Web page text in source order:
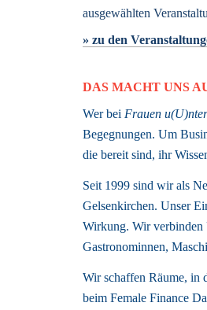
ausgewählten
» zu den
DAS MACHT UNS
Wer bei Frauen
Begegnungen. Um
die bereit sind, ihr
Seit 1999 sind wir als
Gelsenkirchen. Unser
Wirkung. Wir verbinden
Gastronominnen,
Wir schaffen Räume, in
beim Female Finance